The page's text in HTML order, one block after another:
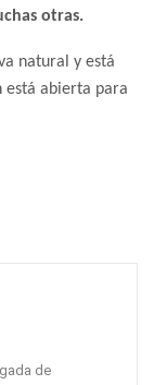
otras.
natural y está
está abierta para
de